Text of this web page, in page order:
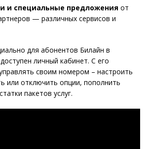
и специальные предложения от
— различных сервисов и
для абонентов Билайн в
личный кабинет. С его
своим номером – настроить
или отключить опции, пополнить
пакетов услуг.